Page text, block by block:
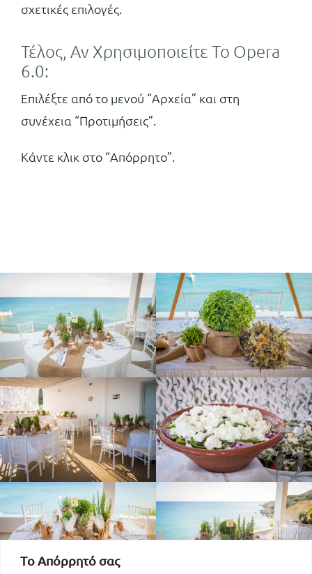
Tο Aπόρρητό σας
σχετικές επιλογές.
Τέλος, Αν Χρησιμοποιείτε Το Opera
6.0:
Επιλέξτε από το μενού “Αρχεία” και στη
συνέχεια “Προτιμήσεις”.
Κάντε κλικ στο “Απόρρητο”.